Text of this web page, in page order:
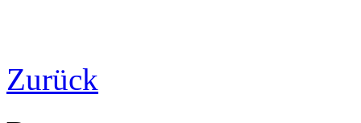
Zurück